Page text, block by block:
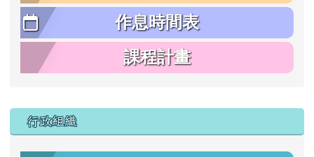
作息時間表
課程計畫
行政組織